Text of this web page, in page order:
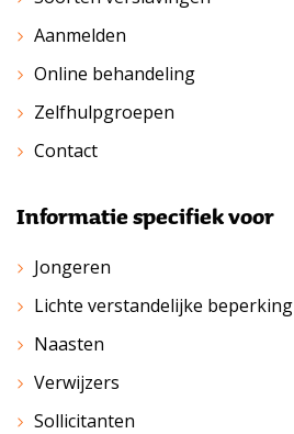
Aanmelden
Online behandeling
Zelfhulpgroepen
Contact
Informatie specifiek voor
Jongeren
Lichte verstandelijke beperking
Naasten
Verwijzers
Sollicitanten